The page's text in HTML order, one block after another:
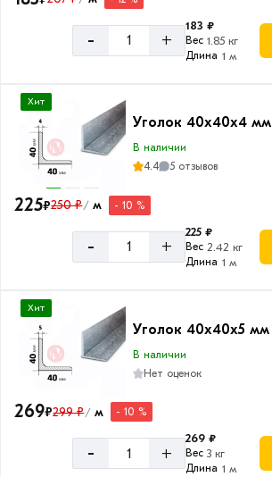
уголка
6
м
Форма
Равнополочный
- +
183 ₽
Вес 1.85 кг
Длина 1 м
Хит
Уголок 40х40х4 мм
В наличии
4.4
5 отзывов
225₽250 ₽/ м - 10 %
- +
225 ₽
Вес 2.42 кг
Длина 1 м
Хит
Уголок 40х40х5 мм
В наличии
Нет оценок
269₽299 ₽/ м - 10 %
- +
269 ₽
Вес 3 кг
Длина 1 м